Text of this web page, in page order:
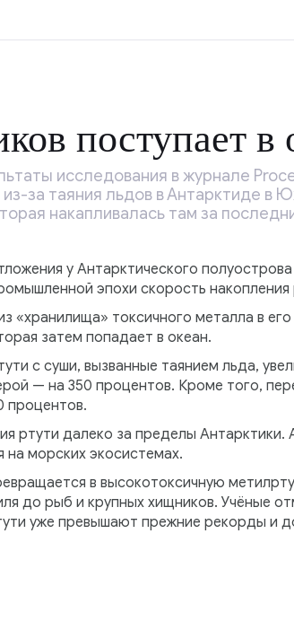
поступает в
исследования в журнале
из-за таяния льдов в Антарктиде в
накапливалась там за
у Антарктического
эпохи скорость
«хранилища» токсичного металла в
затем попадает в океан.
с суши, вызванные таянием льда,
— на 350 процентов. Кроме того,
процентов.
ртути далеко за пределы
на морских экосистемах.
в высокотоксичную
до рыб и крупных хищников. Учёные
уже превышают прежние рекорды и